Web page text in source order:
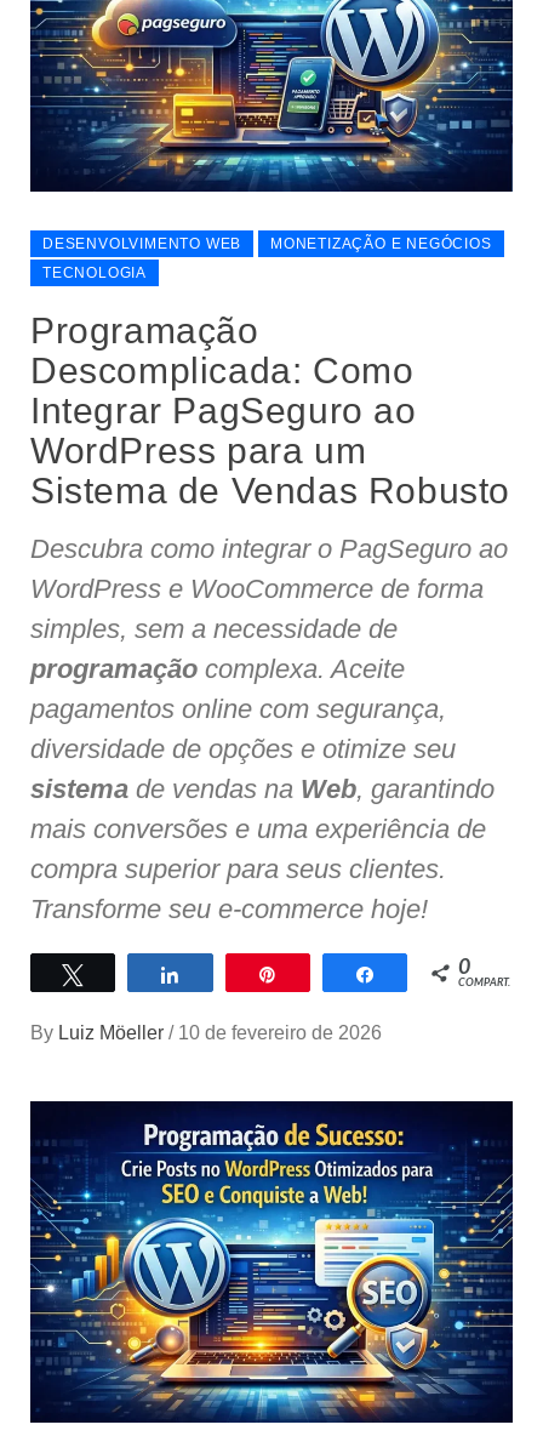
DESENVOLVIMENTO WEB
MONETIZAÇÃO E NEGÓCIOS
TECNOLOGIA
Programação
Descomplicada: Como
Integrar PagSeguro ao
WordPress para um
Sistema de Vendas Robusto
Descubra como integrar o PagSeguro ao
WordPress e WooCommerce de forma
simples, sem a necessidade de
programação complexa. Aceite
pagamentos online com segurança,
diversidade de opções e otimize seu
sistema de vendas na Web, garantindo
mais conversões e uma experiência de
compra superior para seus clientes.
Transforme seu e-commerce hoje!
Compartilhar Compartilhar
0
COMPART.
By Luiz Möeller / 10 de fevereiro de 2026